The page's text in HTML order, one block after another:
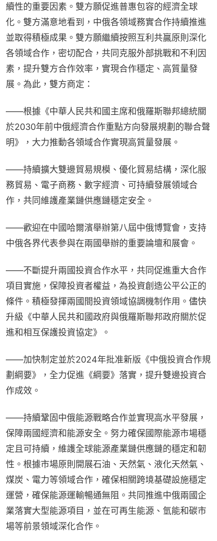
續性的重要因素。雙方願促進普惠包容的經濟全球
化。雙方滿意地看到，中俄各領域務實合作持續推進
並取得積極成果。雙方願繼續按照互利共贏原則深化
各領域合作，密切配合，共同克服外部挑戰和不利因
素，提升雙方合作效率，實現合作穩定、高質量發
展。為此，雙方商定：
——根據《中華人民共和國主席和俄羅斯聯邦總統關
於2030年前中俄經濟合作重點方向發展規劃的聯合聲
明》，大力推動各領域合作實現高質量發展。
——持續擴大雙邊貿易規模、優化貿易結構，深化服
務貿易、電子商務、數字經濟、可持續發展領域合
作，共同維護產業鏈供應鏈穩定安全。
——歡迎在中國哈爾濱舉辦第八屆中俄博覽會，支持
中俄各界代表參與在兩國舉辦的重要論壇和展會。
——不斷提升兩國投資合作水平，共同促進重大合作
項目實施，保障投資者權益，為投資創造公平公正的
條件。積極發揮兩國間投資領域協調機制作用。儘快
升級《中華人民共和國政府與俄羅斯聯邦政府關於促
進和相互保護投資協定》。
——加快制定並於2024年批准新版《中俄投資合作規
劃綱要》，全力促進《綱要》落實，提升雙邊投資合
作成效。
——持續鞏固中俄能源戰略合作並實現高水平發展，
保障兩國經濟和能源安全。努力確保國際能源市場穩
定且可持續，維護全球能源產業鏈供應鏈的穩定和韌
性。根據市場原則開展石油、天然氣、液化天然氣、
煤炭、電力等領域合作，確保相關跨境基礎設施穩定
運營，確保能源運輸暢通無阻。共同推進中俄兩國企
業落實大型能源項目，並在可再生能源、氫能和碳市
場等前景領域深化合作。